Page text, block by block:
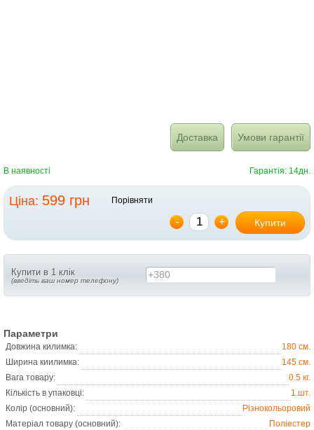
Доставка Умови гарантії
В наявності Гарантія: 14дн.
Ціна: 599 грн Порівняти
- + Купити
Купити в 1 клік
(введіть ваш номер телефону) +380
Параметри
Довжина килимка:
180 см.
Ширина киилимка:
145 см.
Вага товару:
0.5 кг.
Кількість в упаковці:
1 шт.
Колір (основний):
Різнокольоровий
Матеріал товару (основний):
Поліестер